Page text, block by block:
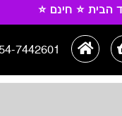
7442601